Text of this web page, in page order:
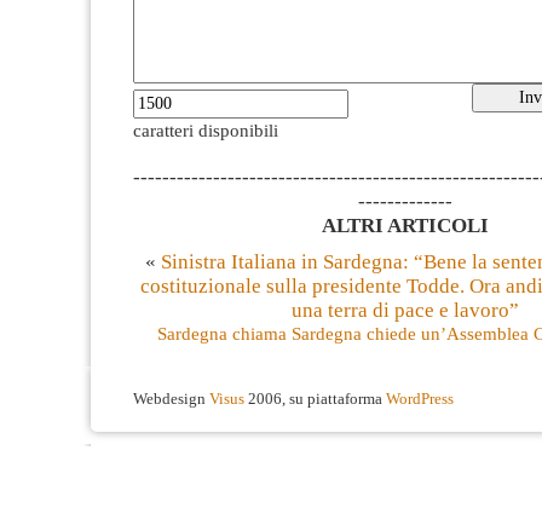
caratteri disponibili
-------------
ALTRI ARTICOLI
« Sinistra Italiana in Sardegna: “Bene la
costituzionale sulla presidente Todde. Ora
una terra di pace e lavoro”
Sardegna chiama Sardegna chiede un’Assemblea
Webdesign Visus 2006, su piattaforma WordPress